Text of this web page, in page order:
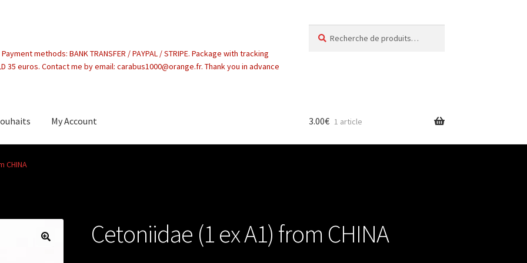
methods: BANK TRANSFER / PAYPAL / STRIPE. Package with tracking
35 euros. Contact me by email: carabus1000@orange.fr. Thank you in advance
pour :
My Account 3.00€ 1 article
CHINA
Cetoniidae (1 ex A1) from CHINA